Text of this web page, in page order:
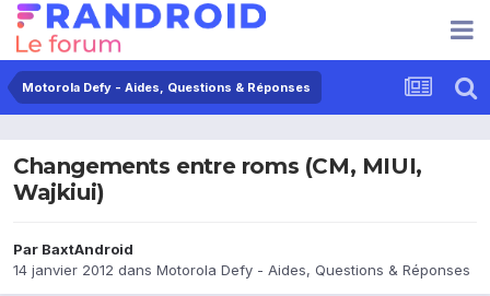
Motorola Defy - Aides, Questions & Réponses
Changements entre roms (CM, MIUI,
Wajkiui)
Par BaxtAndroid
14 janvier 2012 dans Motorola Defy - Aides, Questions & Réponses